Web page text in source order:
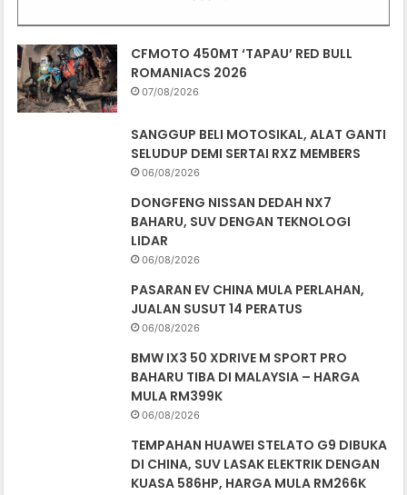
CFMOTO 450MT ‘TAPAU’ RED BULL
ROMANIACS 2026
07/08/2026
SANGGUP BELI MOTOSIKAL, ALAT GANTI
SELUDUP DEMI SERTAI RXZ MEMBERS
06/08/2026
DONGFENG NISSAN DEDAH NX7
BAHARU, SUV DENGAN TEKNOLOGI
LIDAR
06/08/2026
PASARAN EV CHINA MULA PERLAHAN,
JUALAN SUSUT 14 PERATUS
06/08/2026
BMW IX3 50 XDRIVE M SPORT PRO
BAHARU TIBA DI MALAYSIA – HARGA
MULA RM399K
06/08/2026
TEMPAHAN HUAWEI STELATO G9 DIBUKA
DI CHINA, SUV LASAK ELEKTRIK DENGAN
KUASA 586HP, HARGA MULA RM266K